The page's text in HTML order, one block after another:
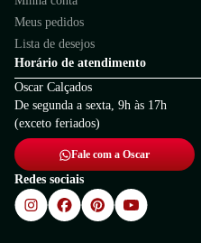
Meus pedidos
Lista de desejos
Horário de atendimento
Oscar Calçados
De segunda a sexta, 9h às 17h
(exceto feriados)
Fale com a Oscar
Redes sociais